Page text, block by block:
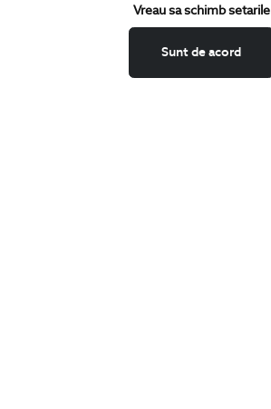
Sunt de acord
Vreau sa schimb setarile
Securitatea datelor